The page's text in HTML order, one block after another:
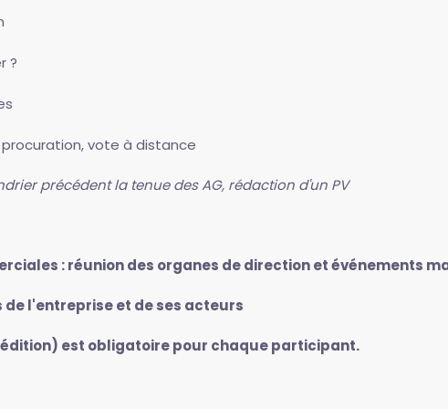
?
vote à distance
précédent la tenue des AG, rédaction d'un PV
: réunion des organes de direction et événements
l'entreprise et de ses acteurs
édition) est obligatoire pour chaque participant.